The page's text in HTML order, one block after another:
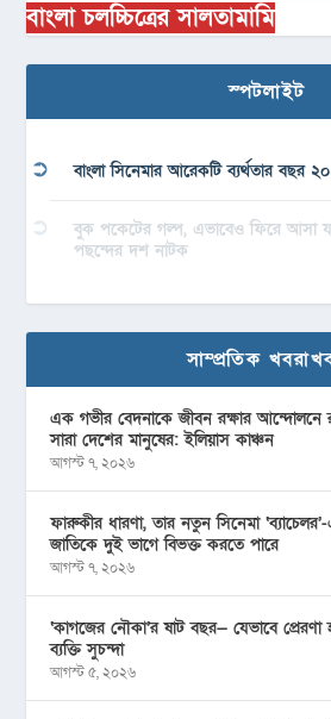
বাংলা চলচ্চিত্রের সালতামামি
স্পটলাইট
বাংলা সিনেমার আরেকটি ব্যর্থতার বছর
বুক পকেটের গল্প, এভাবেও ফিরে আসা
পছন্দের দশ নাটক
সাম্প্রতিক
এক গভীর বেদনাকে জীবন রক্ষার আন্দোলনে
সারা দেশের মানুষের: ইলিয়াস কাঞ্চন
আগস্ট ৭, ২০২৬
ফারুকীর ধারণা, তার নতুন সিনেমা
জাতিকে দুই ভাগে বিভক্ত করতে পারে
আগস্ট ৭, ২০২৬
‘কাগজের নৌকা’র ষাট বছর— যেভাবে
ব্যক্তি সুচন্দা
আগস্ট ৫, ২০২৬